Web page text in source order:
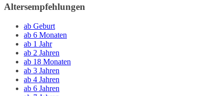
Altersempfehlungen
ab Geburt
ab 6 Monaten
ab 1 Jahr
ab 2 Jahren
ab 18 Monaten
ab 3 Jahren
ab 4 Jahren
ab 6 Jahren